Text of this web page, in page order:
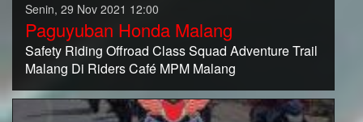
Senin, 29 Nov 2021 12:00
Paguyuban Honda Malang
Safety Riding Offroad Class Squad Adventure Trail
Malang Di Riders Café MPM Malang